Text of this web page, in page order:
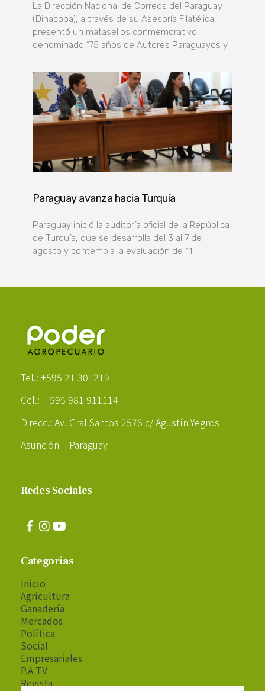
La Dirección Nacional de Correos del Paraguay
(Dinacopa), a través de su Asesoría Filatélica,
presentó un matasellos conmemorativo
denominado “75 años de Autores Paraguayos y
Paraguay avanza hacia Turquía
Paraguay inició la auditoría oficial de la República
de Turquía, que se desarrolla del 3 al 7 de
agosto y contempla la evaluación de 11
Tel.: +595 21 301219
Cel.: +595 981 911114
Direcc.: Av. Gral Santos 2576 c/ Agustín Yegros
Asunción – Paraguay
Redes Sociales
Categorías
Inicio
Agricultura
Ganadería
Mercados
Política
Social
Empresariales
P.A TV
Revista